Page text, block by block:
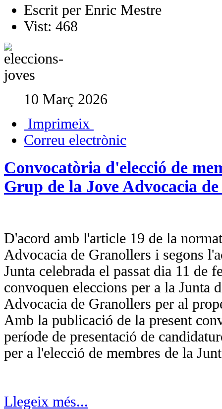
Escrit per Enric Mestre
Vist: 468
10 Març 2026
Imprimeix
Correu electrònic
Convocatòria d'elecció de
Grup de la Jove Advocacia
D'acord amb l'article 19 de la
Advocacia de Granollers i segons
Junta celebrada el passat dia 11 de
convoquen eleccions per a la Junta
Advocacia de Granollers per al
Amb la publicació de la present
període de presentació de
per a l'elecció de membres de la
Llegeix més...